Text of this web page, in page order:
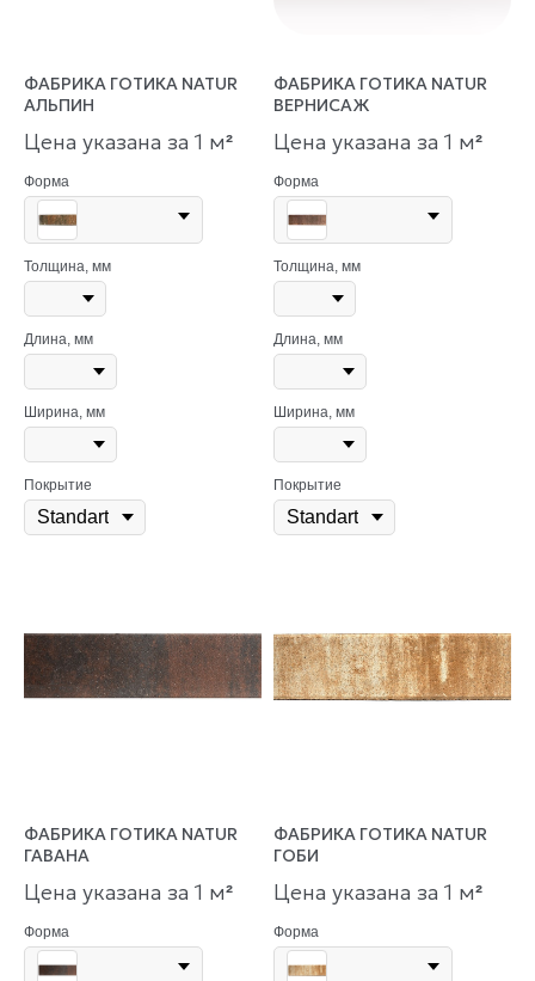
ФАБРИКА ГОТИКА NATUR
АЛЬПИН
Цена указана за 1 м²
Форма
Толщина, мм
Длина, мм
Ширина, мм
Покрытие
ФАБРИКА ГОТИКА NATUR
ВЕРНИСАЖ
Цена указана за 1 м²
Форма
Толщина, мм
Длина, мм
Ширина, мм
Покрытие
ФАБРИКА ГОТИКА NATUR
ГАВАНА
Цена указана за 1 м²
Форма
ФАБРИКА ГОТИКА NATUR
ГОБИ
Цена указана за 1 м²
Форма